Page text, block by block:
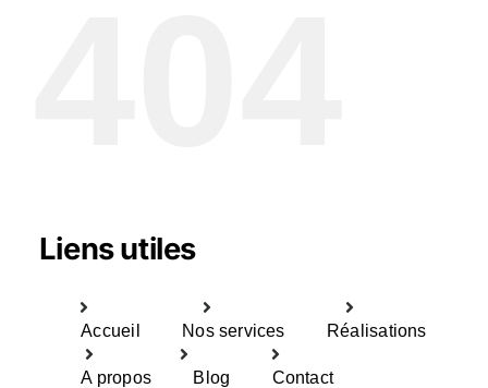
Liens utiles
Accueil Nos services Réalisations
A propos Blog Contact